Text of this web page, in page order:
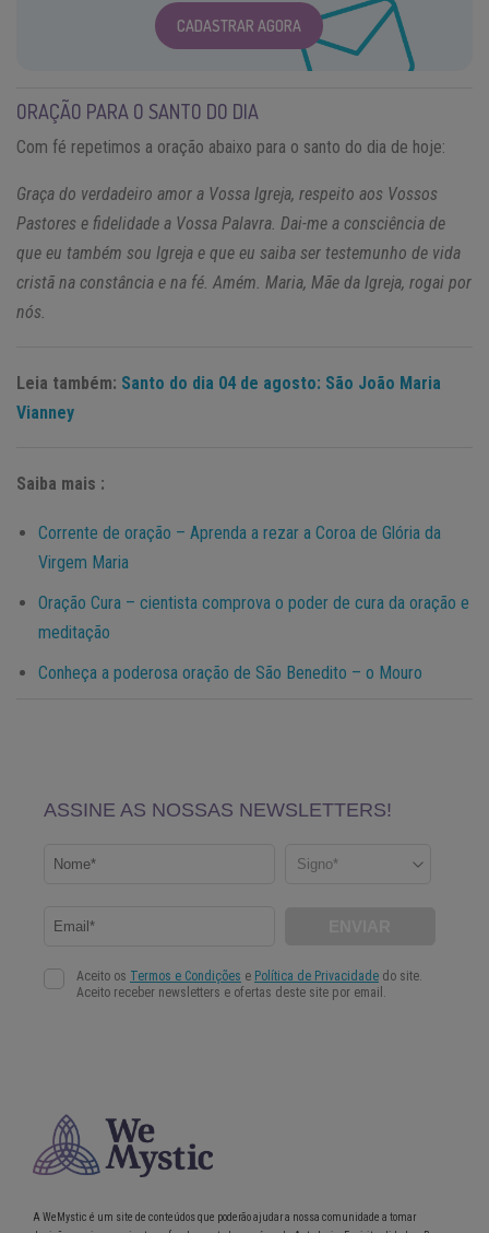
CADASTRAR AGORA
ORAÇÃO PARA O SANTO DO DIA
Com fé repetimos a oração abaixo para o santo do dia de hoje:
Graça do verdadeiro amor a Vossa Igreja, respeito aos Vossos
Pastores e fidelidade a Vossa Palavra. Dai-me a consciência de
que eu também sou Igreja e que eu saiba ser testemunho de vida
cristã na constância e na fé. Amém. Maria, Mãe da Igreja, rogai por
nós.
Leia também: Santo do dia 04 de agosto: São João Maria
Vianney
Saiba mais :
Corrente de oração – Aprenda a rezar a Coroa de Glória da
Virgem Maria
Oração Cura – cientista comprova o poder de cura da oração e
meditação
Conheça a poderosa oração de São Benedito – o Mouro
A WeMystic é um site de conteúdos que poderão ajudar a nossa comunidade a tomar